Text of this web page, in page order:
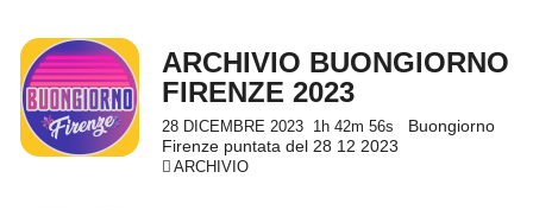
ARCHIVIO BUONGIORNO
FIRENZE 2023
28 DICEMBRE 2023 1h 42m 56s
Buongiorno
Firenze puntata del 28 12 2023
ARCHIVIO